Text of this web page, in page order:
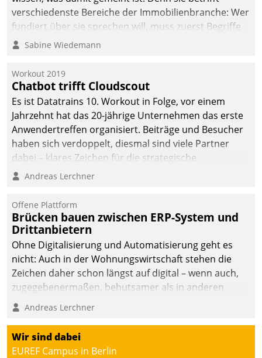
verschiedenste Bereiche der Immobilienbranche: Wer
fundiert über sie sprechen will, muss zuerst Begriffe
klären. Ein Aspekt ist die betriebliche Optimierung:
Einsparungen durch optimierte und automatisierte
Prozesse. Doch man darf nicht zu viel erwarten: Allein
mit der Einführung einer neuen Software ist es nicht
getan. Die Digitalisierung erfordert von Unternehmen
die Bereitschaft, sich zu überprüfen, zu hinterfragen
und zu verändern.
Sabine Wiedemann
Workout 2019
Chatbot trifft Cloudscout
Es ist Datatrains 10. Workout in Folge, vor einem
Jahrzehnt hat das 20-jährige Unternehmen das erste
Anwendertreffen organisiert. Beiträge und Besucher
haben sich verdoppelt, diesmal sind viele Partner
dabei – klares Zeichen für die strategische
Fokussierung auf den Kunden.
Andreas Lerchner
Offene Plattform
Brücken bauen zwischen ERP-System und
Drittanbietern
Ohne Digitalisierung und Automatisierung geht es
nicht: Auch in der Wohnungswirtschaft stehen die
Zeichen daher schon längst auf digital – wenn auch,
zugegebenermaßen, behutsamer als in anderen
Branchen.
Andreas Lerchner
Wir sind dabei
EUREF Campus in Berlin